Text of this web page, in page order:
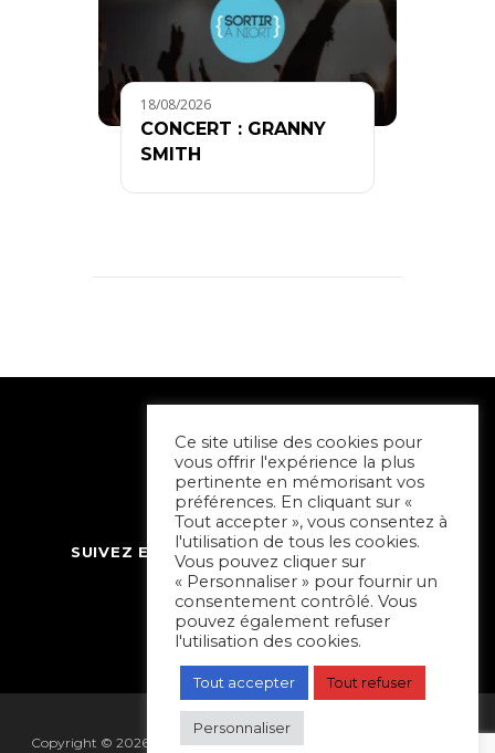
18/08/2026
CONCERT : GRANNY
SMITH
SUIVEZ ET CONTACTEZ SORTIR À NIORT
Copyright © 2026 Sortir à Niort | réalisé par
Ce site utilise des cookies pour
vous offrir l'expérience la plus
pertinente en mémorisant vos
préférences. En cliquant sur «
Tout accepter », vous consentez à
l'utilisation de tous les cookies.
Vous pouvez cliquer sur
« Personnaliser » pour fournir un
consentement contrôlé. Vous
pouvez également refuser
l'utilisation des cookies.
Tout accepter Tout refuser
Personnaliser